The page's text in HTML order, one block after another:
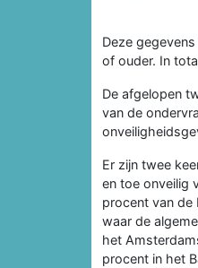
Deze
of ouder. In
De afgelopen
van de
Er zijn twee
en toe onveilig
procent van de
waar de
het
procent in het